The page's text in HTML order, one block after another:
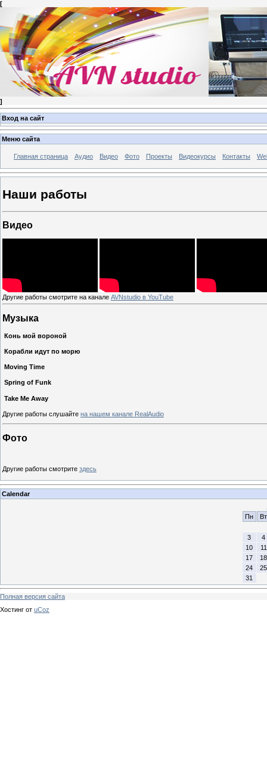
[
]
Вход на сайт
Меню сайта
Главная страница Аудио Видео Фото Проекты Видеокурсы Контакты
Наши работы
Видео
Другие работы смотрите на канале AVNstudio в YouTube
Музыка
Конь мой вороной
Корабли идут по морю
Moving Time
Spring of Funk
Take Me Away
Другие работы слушайте на нашем канале RealAudio
Фото
Другие работы смотрите здесь
Calendar
Пн
Вт
3
4
10
11
17
18
24
25
31
Полная версия сайта
Хостинг от uCoz